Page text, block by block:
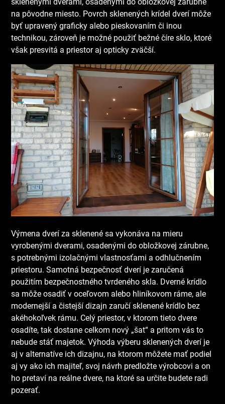
sklenenými dverami, osadenými do obložkovej zárubne
na pôvodne miesto. Povrch sklenených krídel dverí môže
byť upravený graficky alebo pieskovaním či inou
technikou, zároveň je možné použiť bežné číre sklo, ktoré
však presvitá a priestor aj opticky zväčší.
Výmena dverí za sklenené sa vykonáva na mieru
vyrobenými dverami, osadenými do obložkovej zárubne,
s potrebnými izolačnými vlastnosťami a odhlučnením
priestoru. Samotná bezpečnosť dverí je zaručená
použitím bezpečnostného tvrdeného skla. Dverné krídlo
sa môže osadiť v oceľovom alebo hliníkovom ráme, ale
modernejší a čistejší dizajn zaručí sklenené krídlo bez
akéhokoľvek rámu. Celý priestor, v ktorom tieto dvere
osadíte, tak dostane celkom nový „šat“ a pritom vás to
nebude stáť majetok. Výhoda výberu sklenených dverí je
aj v alternatíve ich dizajnu, na ktorom môžete mať podiel
aj vy ako ich majiteľ, svoj návrh predložte výrobcovi a on
ho pretaví na reálne dvere, na ktoré sa určite budete radi
pozerať.